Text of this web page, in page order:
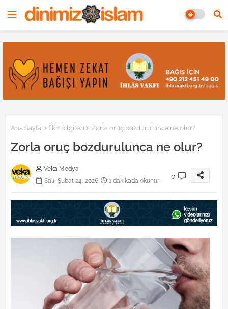
Ana Sayfa fıkh bilgileri Zorla oruç bozdurulunca ne olur?
Zorla oruç bozdurulunca ne olur?
Veka Medya
Salı, Şubat 24, 2026
1 dakikada okunur
0